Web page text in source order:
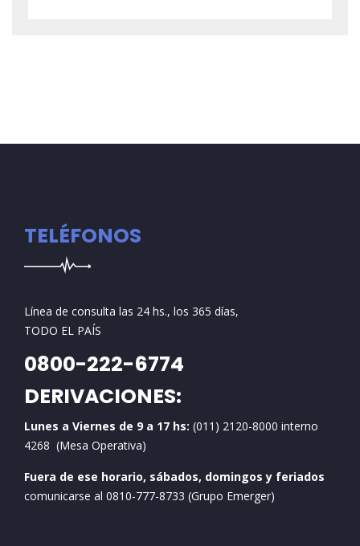
TELÉFONOS
Línea de consulta las 24 hs., los 365 días,
TODO EL PAÍS
0800-222-6774
DERIVACIONES:
Lunes a Viernes de 9 a 17 hs: (011) 2120-8000 interno
4268 (Mesa Operativa)
Fuera de ese horario, sábados, domingos y feriados
comunicarse al 0810-777-8733 (Grupo Emerger)